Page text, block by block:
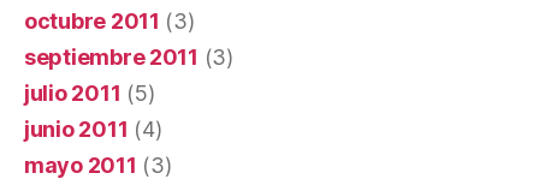
octubre 2011 (3)
septiembre 2011 (3)
julio 2011 (5)
junio 2011 (4)
mayo 2011 (3)